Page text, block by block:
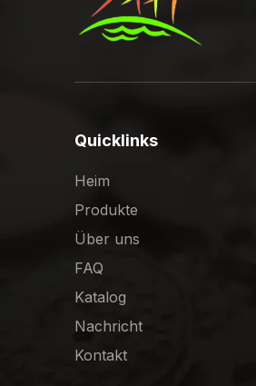
Quicklinks
Heim
Produkte
Über uns
FAQ
Katalog
Nachricht
Kontakt